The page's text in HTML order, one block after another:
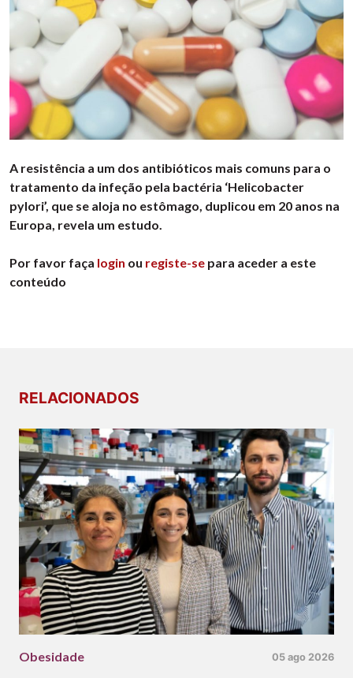
A resistência a um dos antibióticos mais comuns para o
tratamento da infeção pela bactéria ‘Helicobacter
pylori’, que se aloja no estômago, duplicou em 20 anos na
Europa, revela um estudo.
Por favor faça login ou registe-se para aceder a este
conteúdo
RELACIONADOS
Obesidade 05 ago 2026